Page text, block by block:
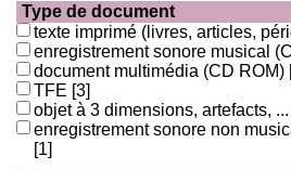
Type de document
texte imprimé (livres, articles,
enregistrement sonore musical
document multimédia (CD ROM)
TFE [3]
objet à 3 dimensions, artefacts,
enregistrement sonore non
[1]